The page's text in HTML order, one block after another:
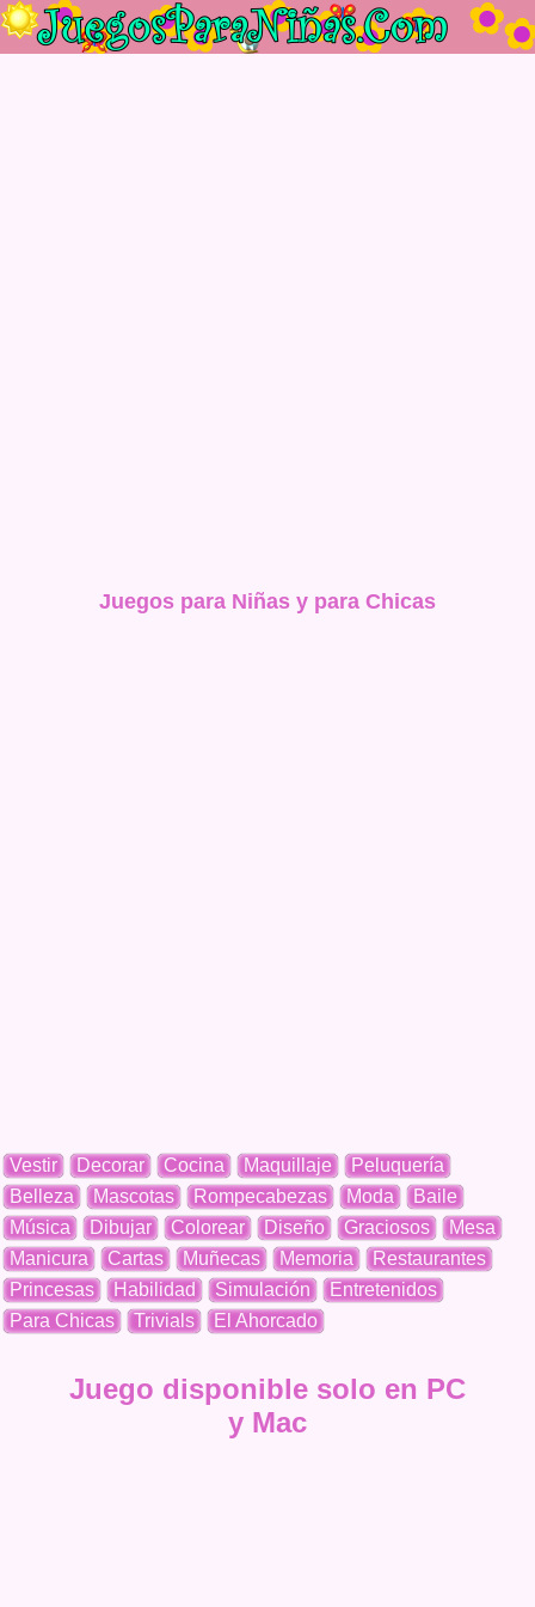
Juegos para Niñas y para Chicas
Vestir Decorar Cocina Maquillaje
Peluquería
Belleza
Mascotas Rompecabezas Moda
Baile
Música
Dibujar Colorear Diseño Graciosos
Mesa
Manicura
Cartas Muñecas Memoria
Restaurantes
Princesas
Habilidad Simulación
Entretenidos
Para Chicas
Trivials El Ahorcado
Juego disponible solo en PC
y Mac